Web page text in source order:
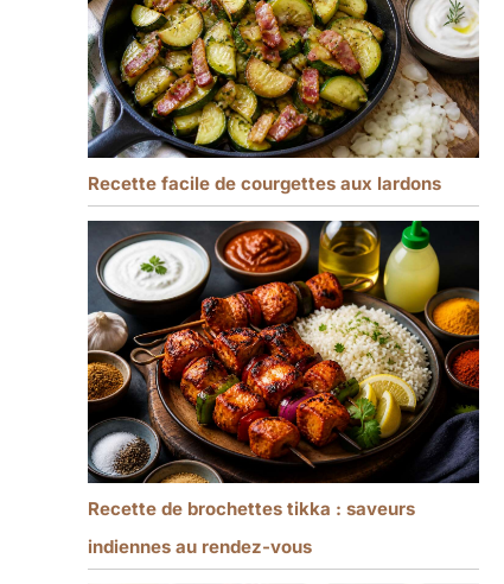
Recette facile de courgettes aux lardons
Recette de brochettes tikka : saveurs
indiennes au rendez-vous